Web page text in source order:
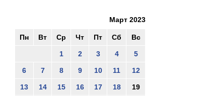
Март 2023
Пн Вт Ср Чт Пт Сб Вс
1 2 3 4 5
6 7 8 9 10 11 12
13 14 15 16 17 18 19